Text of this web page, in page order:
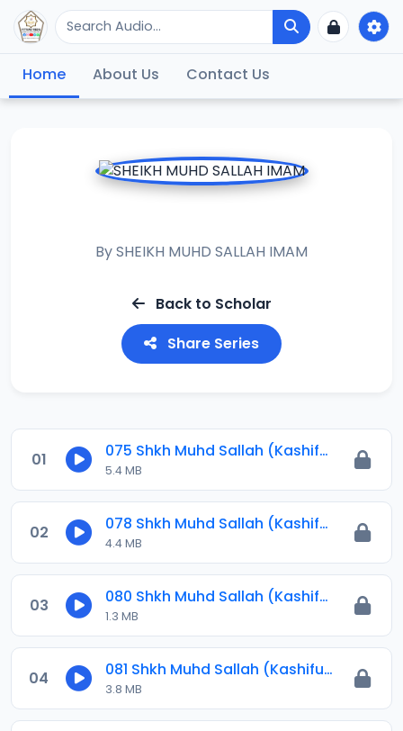
Home About Us Contact Us
BySHEIKH MUHD SALLAH IMAM
Back to Scholar
Share Series
01 075 Shkh Muhd Sallah (Kashiful Ilbas) 2023.mp3
5.4 MB
02 078 Shkh Muhd Sallah (Kashiful Ilbas) 2023.mp3
4.4 MB
03 080 Shkh Muhd Sallah (Kashiful Ilbas) 2023.mp3
1.3 MB
04 081 Shkh Muhd Sallah (Kashiful Ilbas) 2023.mp3
3.8 MB